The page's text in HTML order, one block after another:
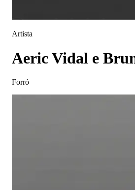
Artista
Aeric Vidal e
Forró